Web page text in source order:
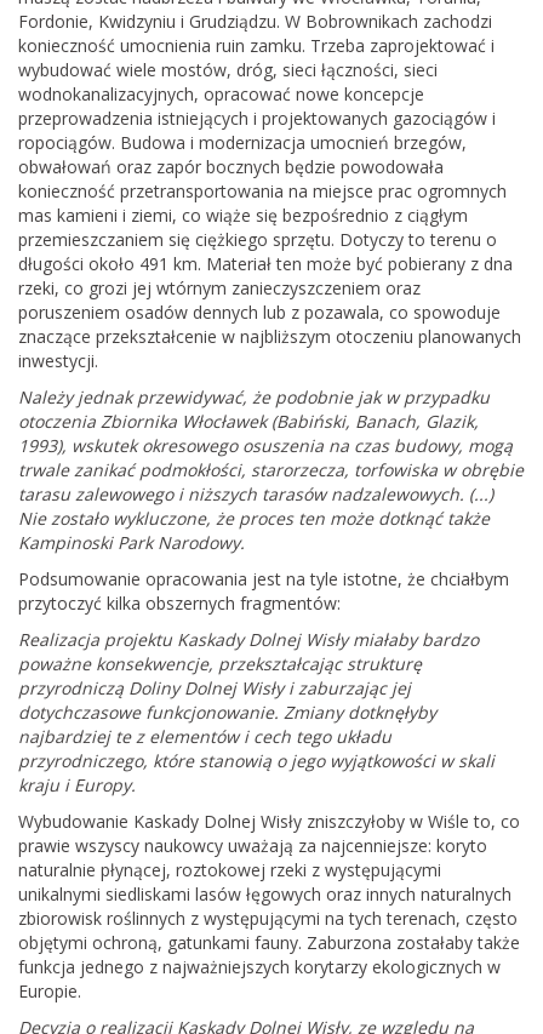
Fordonie, Kwidzyniu i Grudziądzu. W Bobrownikach zachodzi
konieczność umocnienia ruin zamku. Trzeba zaprojektować i
wybudować wiele mostów, dróg, sieci łączności, sieci
wodnokanalizacyjnych, opracować nowe koncepcje
przeprowadzenia istniejących i projektowanych gazociągów i
ropociągów. Budowa i modernizacja umocnień brzegów,
obwałowań oraz zapór bocznych będzie powodowała
konieczność przetransportowania na miejsce prac ogromnych
mas kamieni i ziemi, co wiąże się bezpośrednio z ciągłym
przemieszczaniem się ciężkiego sprzętu. Dotyczy to terenu o
długości około 491 km. Materiał ten może być pobierany z dna
rzeki, co grozi jej wtórnym zanieczyszczeniem oraz
poruszeniem osadów dennych lub z pozawala, co spowoduje
znaczące przekształcenie w najbliższym otoczeniu planowanych
inwestycji.
Należy jednak przewidywać, że podobnie jak w przypadku
otoczenia Zbiornika Włocławek (Babiński, Banach, Glazik,
1993), wskutek okresowego osuszenia na czas budowy, mogą
trwale zanikać podmokłości, starorzecza, torfowiska w obrębie
tarasu zalewowego i niższych tarasów nadzalewowych. (...)
Nie zostało wykluczone, że proces ten może dotknąć także
Kampinoski Park Narodowy.
Podsumowanie opracowania jest na tyle istotne, że chciałbym
przytoczyć kilka obszernych fragmentów:
Realizacja projektu Kaskady Dolnej Wisły miałaby bardzo
poważne konsekwencje, przekształcając strukturę
przyrodniczą Doliny Dolnej Wisły i zaburzając jej
dotychczasowe funkcjonowanie. Zmiany dotknęłyby
najbardziej te z elementów i cech tego układu
przyrodniczego, które stanowią o jego wyjątkowości w skali
kraju i Europy.
Wybudowanie Kaskady Dolnej Wisły zniszczyłoby w Wiśle to, co
prawie wszyscy naukowcy uważają za najcenniejsze: koryto
naturalnie płynącej, roztokowej rzeki z występującymi
unikalnymi siedliskami lasów łęgowych oraz innych naturalnych
zbiorowisk roślinnych z występującymi na tych terenach, często
objętymi ochroną, gatunkami fauny. Zaburzona zostałaby także
funkcja jednego z najważniejszych korytarzy ekologicznych w
Europie.
Decyzja o realizacji Kaskady Dolnej Wisły, ze względu na